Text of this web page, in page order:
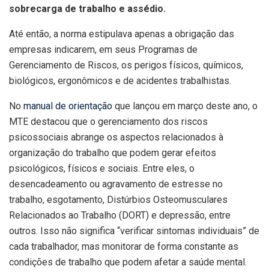
sobrecarga de trabalho e assédio.
Até então, a norma estipulava apenas a obrigação das
empresas indicarem, em seus Programas de
Gerenciamento de Riscos, os perigos físicos, químicos,
biológicos, ergonômicos e de acidentes trabalhistas.
No manual de orientação que lançou em março deste ano, o
MTE destacou que o gerenciamento dos riscos
psicossociais abrange os aspectos relacionados à
organização do trabalho que podem gerar efeitos
psicológicos, físicos e sociais. Entre eles, o
desencadeamento ou agravamento de estresse no
trabalho, esgotamento, Distúrbios Osteomusculares
Relacionados ao Trabalho (DORT) e depressão, entre
outros. Isso não significa “verificar sintomas individuais” de
cada trabalhador, mas monitorar de forma constante as
condições de trabalho que podem afetar a saúde mental.